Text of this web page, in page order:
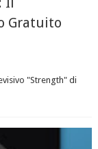
Gratuito
"Strength" di